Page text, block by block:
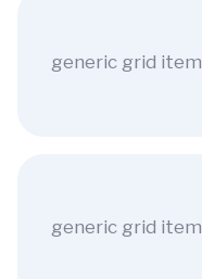
generic grid item
generic grid item